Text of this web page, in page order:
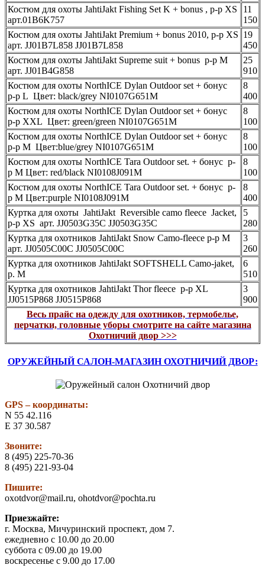
Костюм для охоты JahtiJakt Fishing Set K + bonus , р-р ХS
арт.01B6K757
11
150
Костюм для охоты JahtiJakt Premium + bonus 2010, р-р ХS
арт. JJ01B7L858 JJ01B7L858
19
450
Костюм для охоты JahtiJakt Supreme suit + bonus р-р M
арт. JJ01B4G858
25
910
Костюм для охоты NorthICE Dylan Outdoor set + бонус
р-р L Цвет: black/grey NI0107G651M
8
400
Костюм для охоты NorthICE Dylan Outdoor set + бонус
р-р XXL Цвет: green/green NI0107G651M
8
100
Костюм для охоты NorthICE Dylan Outdoor set + бонус
р-р М Цвет:blue/grey NI0107G651M
8
100
Костюм для охоты NorthICE Tara Outdoor set. + бонус р-
р M Цвет: red/black NI0108J091M
8
100
Костюм для охоты NorthICE Tara Outdoor set. + бонус р-
р M Цвет:purple NI0108J091M
8
400
Куртка для охоты JahtiJakt Reversible camo fleece Jacket,
р-р XS арт. JJ0503G35C JJ0503G35C
5
280
Куртка для охотников JahtiJakt Snow Camo-fleece р-р M
арт. JJ0505C00C JJ0505C00C
3
260
Куртка для охотников JahtiJakt SOFTSHELL Camo-jaket,
р. M
6
510
Куртка для охотников JahtiJakt Thor fleece р-р XL
JJ0515Р868 JJ0515Р868
3
900
Весь прайс на одежду для охотников, термобелье,
перчатки, головные уборы смотрите на сайте магазина
Охотничий двор >>>
ОРУЖЕЙНЫЙ САЛОН-МАГАЗИН ОХОТНИЧИЙ ДВОР:
GPS – координаты:
N 55 42.116
E 37 30.587
Звоните:
8 (495) 225-70-36
8 (495) 221-93-04
Пишите:
oxotdvor@mail.ru, ohotdvor@pochta.ru
Приезжайте:
г. Москва, Мичуринский проспект, дом 7.
ежедневно с 10.00 до 20.00
суббота с 09.00 до 19.00
воскресенье с 9.00 до 17.00